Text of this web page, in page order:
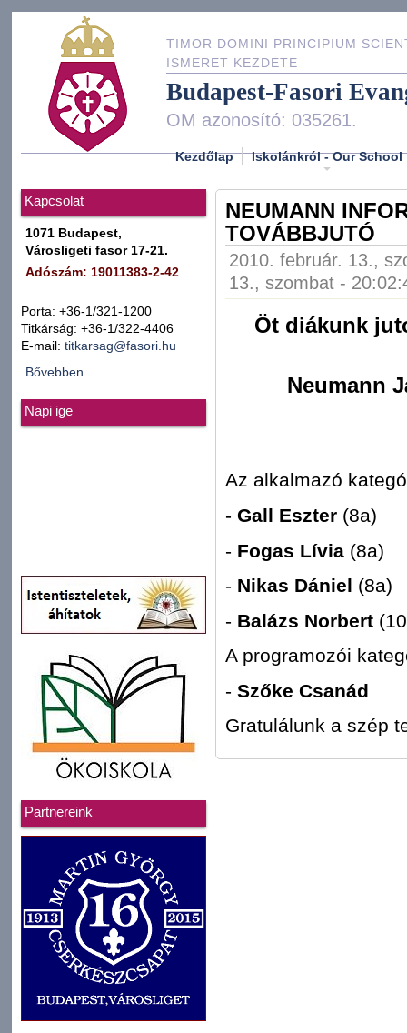
TIMOR DOMINI PRINCIPIUM
ISMERET KEZDETE
Budapest-Fasori
OM azonosító: 035261.
Kezdőlap Iskolánkról - Our School
Kapcsolat
1071 Budapest,
Városligeti fasor 17-21.
Adószám: 19011383-2-42
Porta: +36-1/321-1200
Titkárság: +36-1/322-4406
E-mail: titkarsag@fasori.hu
Bővebben...
Napi ige
Partnereink
NEUMANN
TOVÁBBJUTÓ
2010. február. 13.,
13., szombat -
Öt diákunk
Neumann
Az alkalmazó
- Gall Eszter (8a)
- Fogas Lívia (8a)
- Nikas Dániel (8a)
- Balázs Norbert
A programozói
- Szőke Csanád
Gratulálunk a szép